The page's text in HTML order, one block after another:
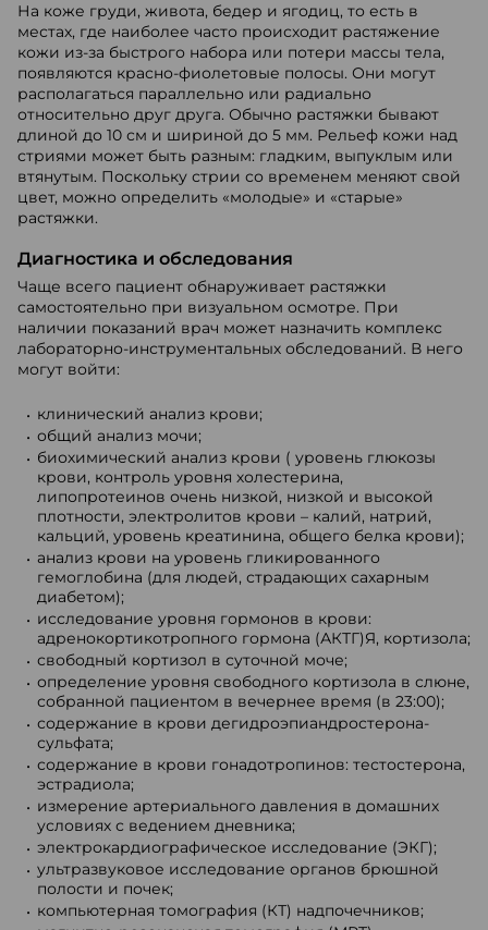
На коже груди, живота, бедер и ягодиц, то есть в
местах, где наиболее часто происходит растяжение
кожи из-за быстрого набора или потери массы тела,
появляются красно-фиолетовые полосы. Они могут
располагаться параллельно или радиально
относительно друг друга. Обычно растяжки бывают
длиной до 10 см и шириной до 5 мм. Рельеф кожи над
стриями может быть разным: гладким, выпуклым или
втянутым. Поскольку стрии со временем меняют свой
цвет, можно определить «молодые» и «старые»
растяжки.
Диагностика и обследования
Чаще всего пациент обнаруживает растяжки
самостоятельно при визуальном осмотре. При
наличии показаний врач может назначить комплекс
лабораторно-инструментальных обследований. В него
могут войти:
клинический анализ крови;
общий анализ мочи;
биохимический анализ крови ( уровень глюкозы
крови, контроль уровня холестерина,
липопротеинов очень низкой, низкой и высокой
плотности, электролитов крови – калий, натрий,
кальций, уровень креатинина, общего белка крови);
анализ крови на уровень гликированного
гемоглобина (для людей, страдающих сахарным
диабетом);
исследование уровня гормонов в крови:
адренокортикотропного гормона (АКТГ)Я, кортизола;
свободный кортизол в суточной моче;
определение уровня свободного кортизола в слюне,
собранной пациентом в вечернее время (в 23:00);
содержание в крови дегидроэпиандростерона-
сульфата;
содержание в крови гонадотропинов: тестостерона,
эстрадиола;
измерение артериального давления в домашних
условиях с ведением дневника;
электрокардиографическое исследование (ЭКГ);
ультразвуковое исследование органов брюшной
полости и почек;
компьютерная томография (КТ) надпочечников;